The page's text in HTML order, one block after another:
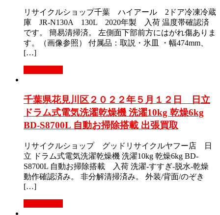
リサイクルショップ千葉 ハイアール 2ドア冷凍冷蔵
庫 JR-N130A 130L 2020年製 入荷 温度帯確認済
です。 簡易清掃済。 左側面下部前方にはがれ傷ありま
す。（画像参照） 付属品：取説・氷皿 ・幅474mm、
[…]
千葉県花見川区２０２２年５月１２日 日立
ドラム式電気洗濯乾燥機 洗濯10kg 乾燥6kg
BD-S8700L 自動お掃除搭載 出張買取
リサイクルショップ グッドリサイクルヤフー店 日
立 ドラム式電気洗濯乾燥機 洗濯10kg 乾燥6kg BD-
S8700L 自動お掃除搭載 入荷 洗濯-すすぎ-脱水-乾燥
動作確認済み。 非分解清掃済み。 外装/背面/のぞき
[…]